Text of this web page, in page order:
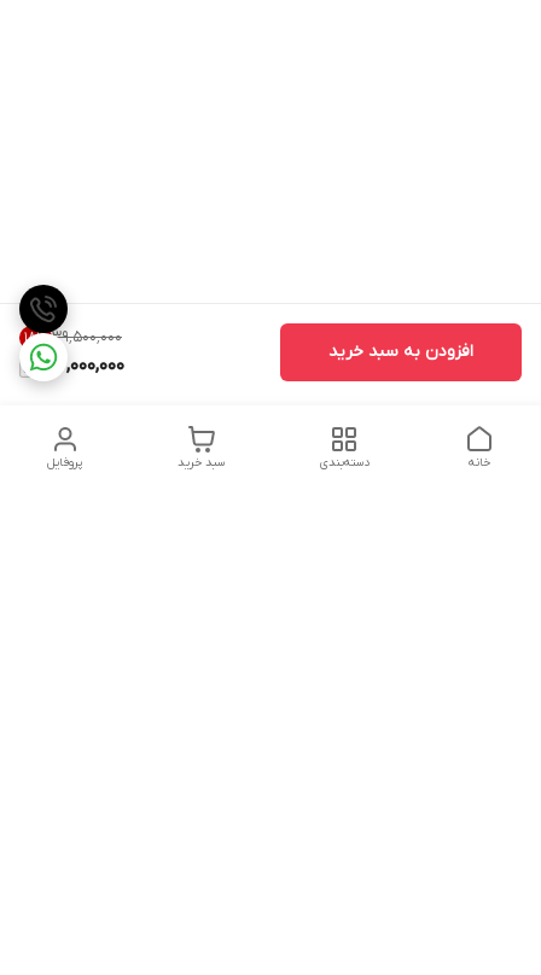
۳۹٬۵۰۰٬۰۰۰ 18%
32,000,000
افزودن به سبد خرید
پروفایل سبد خرید دسته‌بندی خانه